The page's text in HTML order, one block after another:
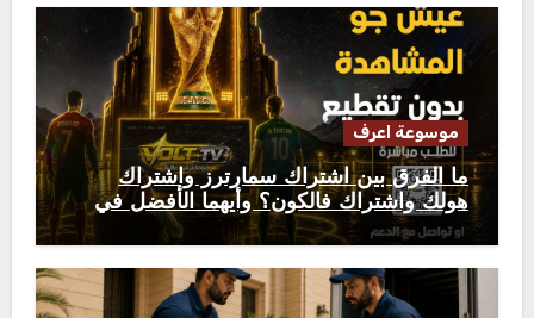
موسوعة اعرف
ما الفرق بين اشتراك سمارترز واشتراك
هولك واشتراك فالكون؟ وأيهما الأفضل في
2026؟